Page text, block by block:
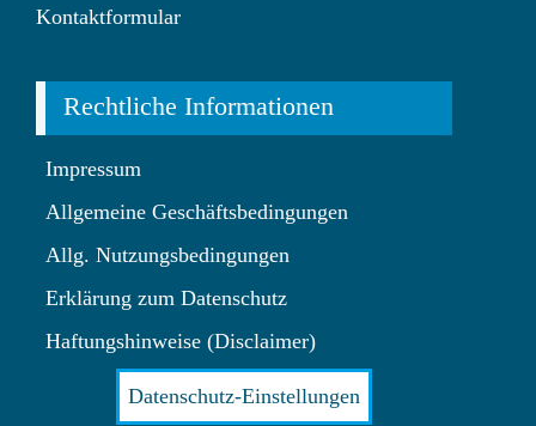
Kontaktformular
Rechtliche Informationen
Impressum
Allgemeine Geschäftsbedingungen
Allg. Nutzungsbedingungen
Erklärung zum Datenschutz
Haftungshinweise (Disclaimer)
Datenschutz-Einstellungen